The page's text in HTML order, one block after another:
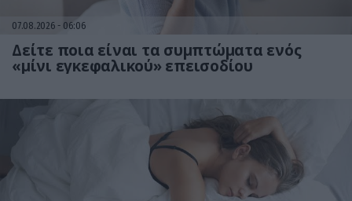
07.08.2026 06:06
Δείτε ποια είναι τα συμπτώματα ενός
«μίνι εγκεφαλικού» επεισοδίου